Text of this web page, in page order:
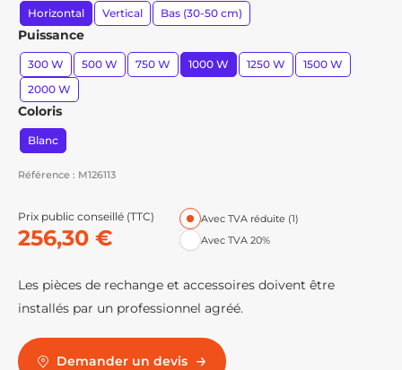
Horizontal Vertical Bas (30-50 cm)
Puissance
300 W 500 W 750 W 1000 W 1250 W
1500 W
2000 W
Coloris
Blanc
Référence : M126113
Prix public conseillé (TTC)
256,30 €
Avec TVA réduite (1)
Avec TVA 20%
Les pièces de rechange et accessoires doivent être
installés par un professionnel agréé.
Demander un devis